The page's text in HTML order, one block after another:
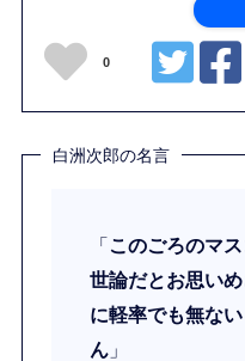
0
白洲次郎の名言
「このごろのマ
世論だとお思い
に軽率でも無な
ん 」